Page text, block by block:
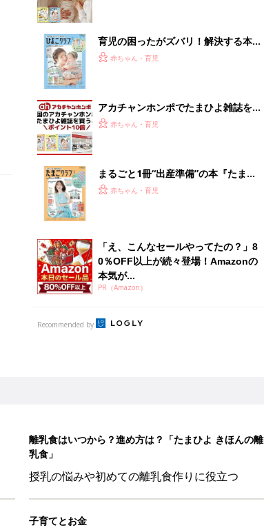
育児の困ったがズバリ！解決する本
『ひよこクラブ 夏号』 4カ月～2才
赤ちゃん・育児
アカチャンホンポでたまひよ雑誌を買
うとポイント10倍【期間限定】
赤ちゃん・育児
まるごと1冊“出産準備”の本『たまご
クラブ 夏号』〈スペシャル大特集〉
赤ちゃん・育児
「え、こんなセールやってたの？」8
0％OFF以上が続々登場！Amazonの
本気が...
PR（Amazon）
Recommended by
離乳食はいつから？進め方は？「たまひよ きほんの離
乳食」
授乳の悩みや初めての離乳食作りに役立つ
子育てとお金